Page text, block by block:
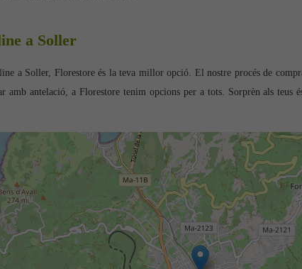
a Soller
a Soller, Florestore és la teva millor opció. El nostre procés de
antelació, a Florestore tenim opcions per a tots. Sorprèn als